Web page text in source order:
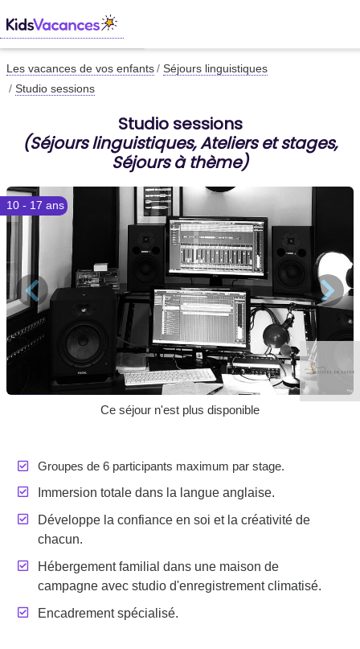
Les vacances de vos enfants
Séjours linguistiques
Studio sessions
Studio sessions
(Séjours linguistiques, Ateliers et stages,
Séjours à thème)
10 - 17 ans
Ce séjour n'est plus disponible
Groupes de 6 participants maximum par stage.
Immersion totale dans la langue anglaise.
Développe la confiance en soi et la créativité de
chacun.
Hébergement familial dans une maison de
campagne avec studio d'enregistrement climatisé.
Encadrement spécialisé.